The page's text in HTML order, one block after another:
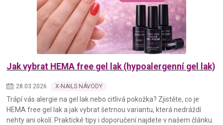
Jak vybrat HEMA free gel lak (hypoalergenní gel lak)
28 03 2026 X-NAILS NÁVODY
Trápí vás alergie na gel lak nebo citlivá pokožka? Zjistěte, co je
HEMA free gel lak a jak vybrat šetrnou variantu, která nedráždí
nehty ani okolí. Praktické tipy i doporučení najdete v našem článku.